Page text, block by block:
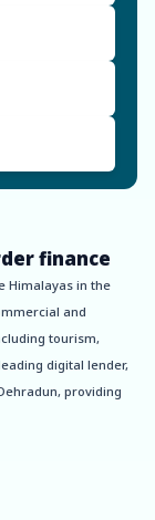
finance
Himalayas in the
and
tourism,
digital lender,
providing